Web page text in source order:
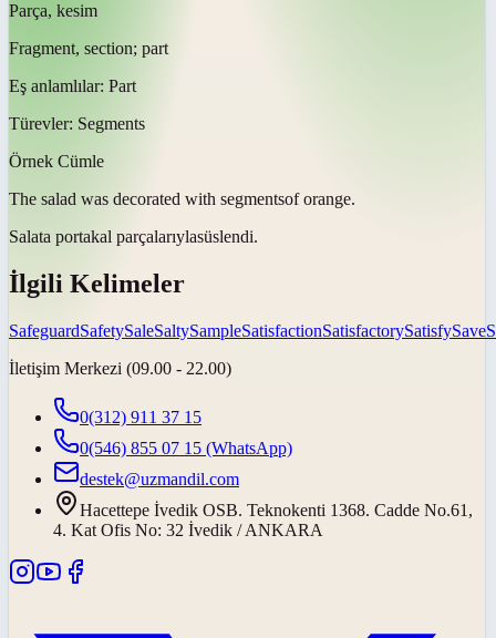
Parça, kesim
Fragment, section; part
Eş anlamlılar: Part
Türevler: Segments
Örnek Cümle
The salad was decorated with segmentsof orange.
Salata portakal parçalarıylasüslendi.
İlgili Kelimeler
SafeguardSafetySaleSaltySampleSatisfactionSatisfactorySatisfySave
İletişim Merkezi (09.00 - 22.00)
0(312) 911 37 15
0(546) 855 07 15 (WhatsApp)
destek@uzmandil.com
Hacettepe İvedik OSB. Teknokenti 1368. Cadde No.61,
4. Kat Ofis No: 32 İvedik / ANKARA